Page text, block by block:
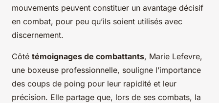
mouvements peuvent constituer un avantage décisif
en combat, pour peu qu’ils soient utilisés avec
discernement.
Côté témoignages de combattants, Marie Lefevre,
une boxeuse professionnelle, souligne l’importance
des coups de poing pour leur rapidité et leur
précision. Elle partage que, lors de ses combats, la